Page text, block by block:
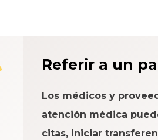
Referir a un
Los médicos y
atención médica
citas, iniciar